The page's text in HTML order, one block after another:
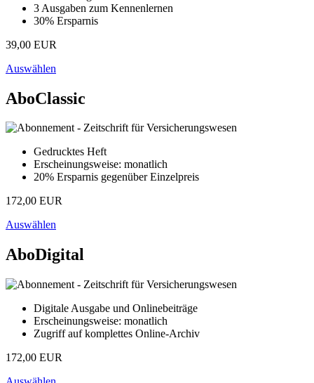
3 Ausgaben zum Kennenlernen
30% Ersparnis
39,00 EUR
Auswählen
AboClassic
Gedrucktes Heft
Erscheinungsweise: monatlich
20% Ersparnis gegenüber Einzelpreis
172,00 EUR
Auswählen
AboDigital
Digitale Ausgabe und Onlinebeiträge
Erscheinungsweise: monatlich
Zugriff auf komplettes Online-Archiv
172,00 EUR